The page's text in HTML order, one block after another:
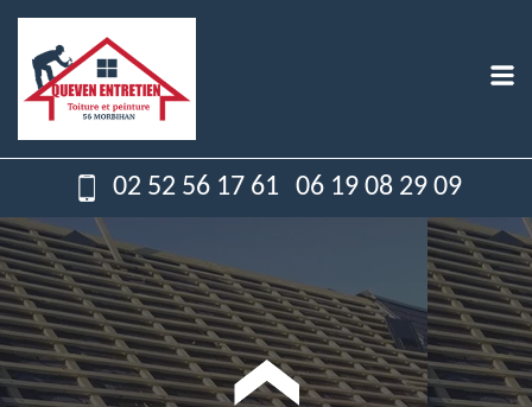
02 52 56 17 61 06 19 08 29 09